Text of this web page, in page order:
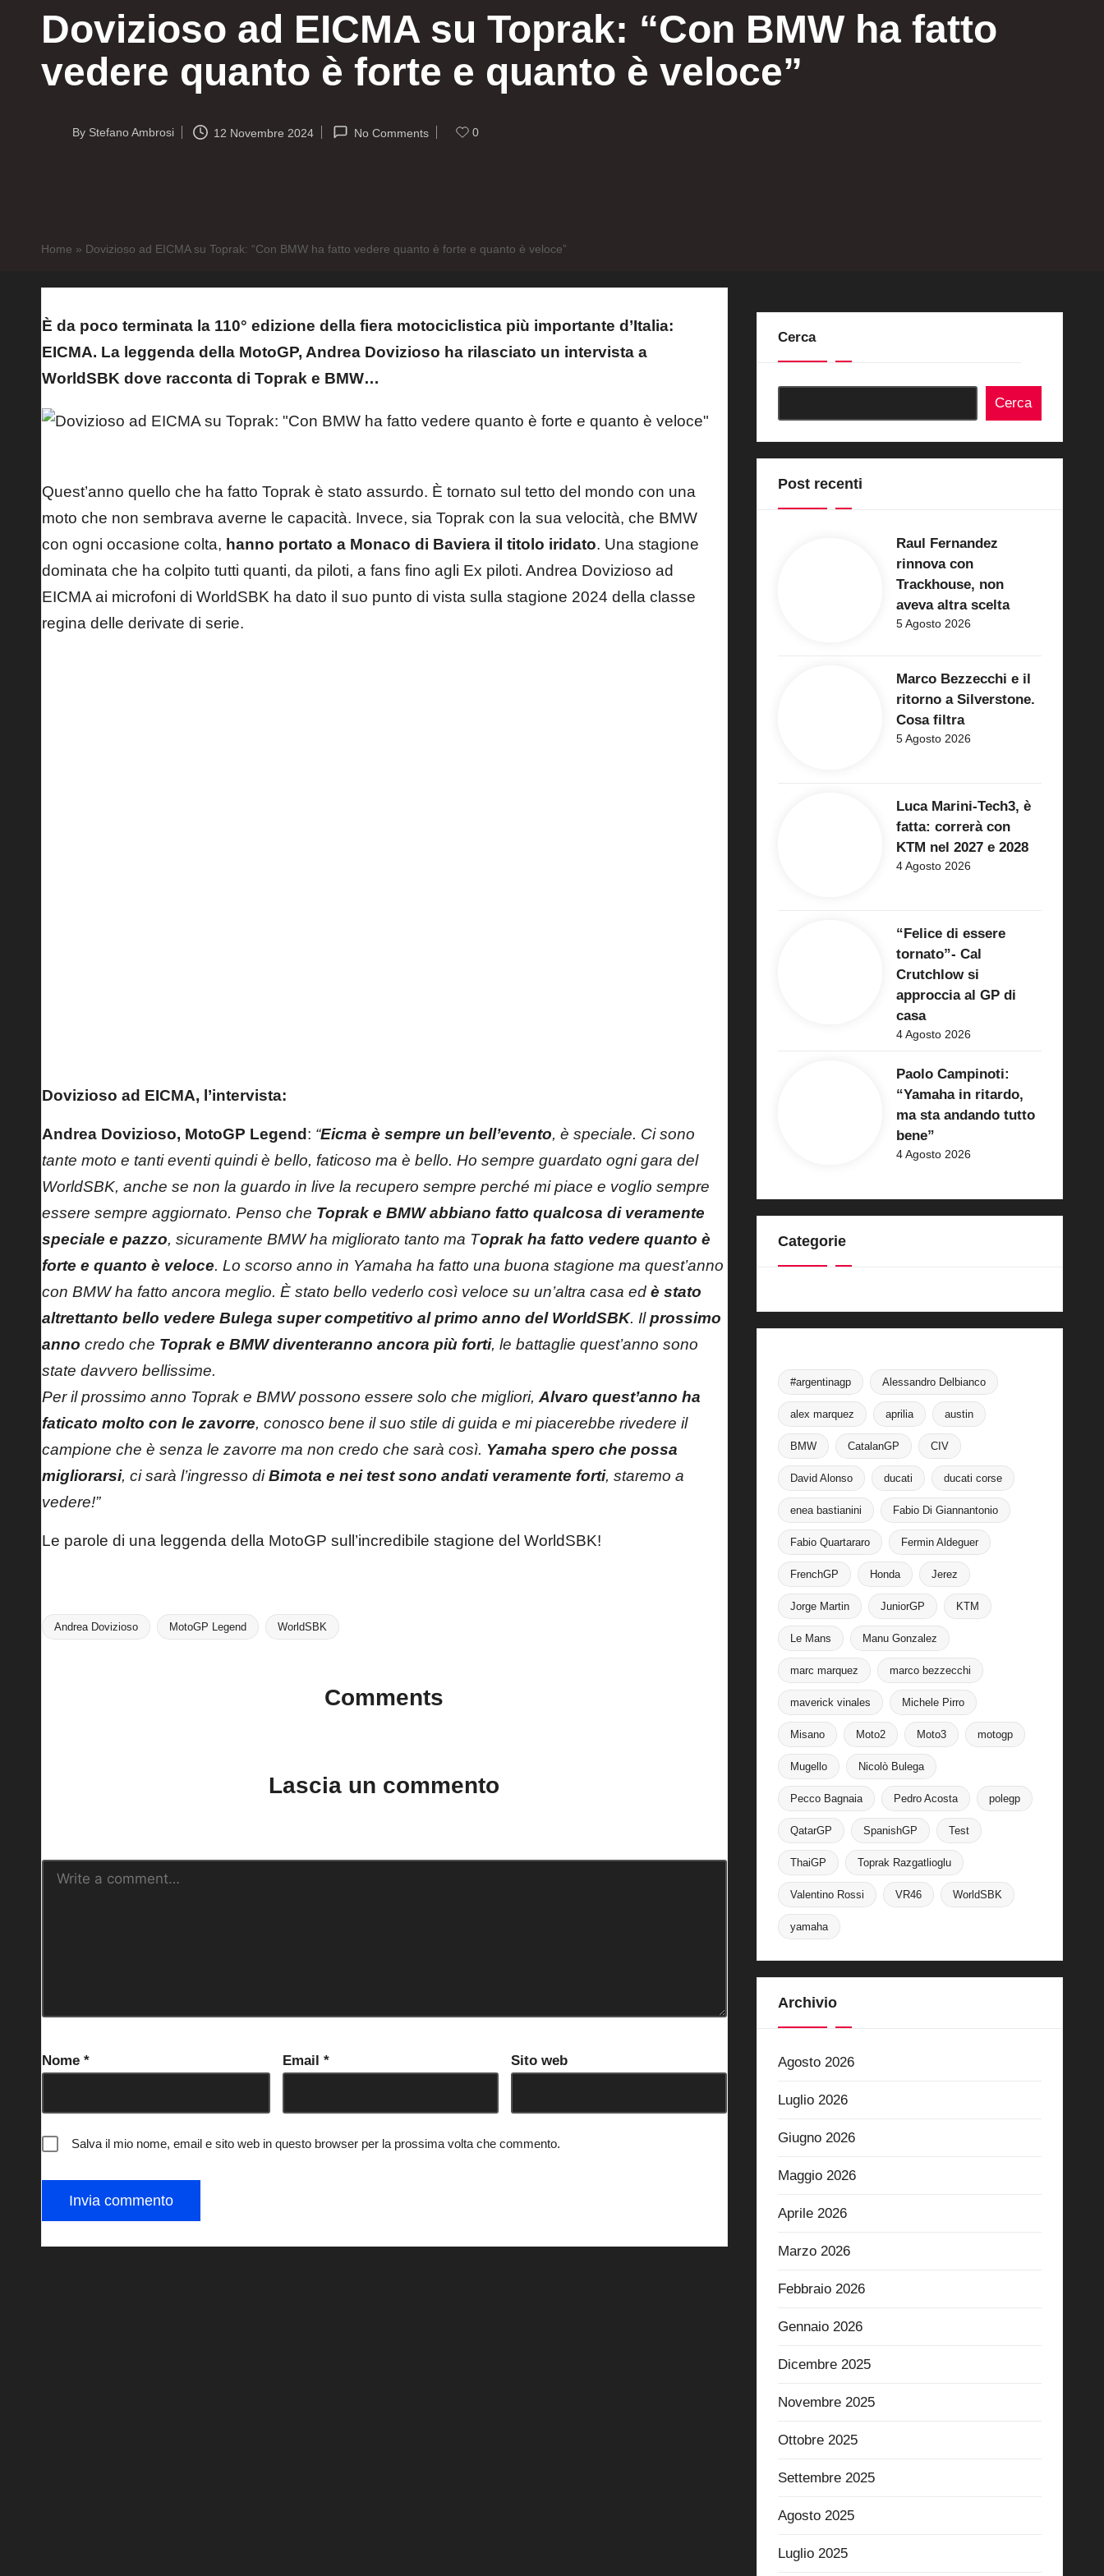
Dovizioso ad EICMA su Toprak: “Con BMW ha fatto
vedere quanto è forte e quanto è veloce”
PostedBy Stefano Ambrosi 12 Novembre 2024 No Comments 0
Home » Dovizioso ad EICMA su Toprak: “Con BMW ha fatto vedere quanto è forte e quanto è veloce”
È da poco terminata la 110° edizione della fiera motociclistica più importante d’Italia:
EICMA. La leggenda della MotoGP, Andrea Dovizioso ha rilasciato un intervista a
WorldSBK dove racconta di Toprak e BMW…
Quest’anno quello che ha fatto Toprak è stato assurdo. È tornato sul tetto del mondo con una
moto che non sembrava averne le capacità. Invece, sia Toprak con la sua velocità, che BMW
con ogni occasione colta, hanno portato a Monaco di Baviera il titolo iridato. Una stagione
dominata che ha colpito tutti quanti, da piloti, a fans fino agli Ex piloti. Andrea Dovizioso ad
EICMA ai microfoni di WorldSBK ha dato il suo punto di vista sulla stagione 2024 della classe
regina delle derivate di serie.
Dovizioso ad EICMA, l’intervista:
Andrea Dovizioso, MotoGP Legend : “Eicma è sempre un bell’evento, è speciale. Ci sono
tante moto e tanti eventi quindi è bello, faticoso ma è bello. Ho sempre guardato ogni gara del
WorldSBK, anche se non la guardo in live la recupero sempre perché mi piace e voglio sempre
essere sempre aggiornato. Penso che Toprak e BMW abbiano fatto qualcosa di veramente
speciale e pazzo, sicuramente BMW ha migliorato tanto ma Toprak ha fatto vedere quanto è
forte e quanto è veloce. Lo scorso anno in Yamaha ha fatto una buona stagione ma quest’anno
con BMW ha fatto ancora meglio. È stato bello vederlo così veloce su un’altra casa ed è stato
altrettanto bello vedere Bulega super competitivo al primo anno del WorldSBK. Ilprossimo
anno credo che Toprak e BMW diventeranno ancora più forti, le battaglie quest’anno sono
state davvero bellissime.
Per il prossimo anno Toprak e BMW possono essere solo che migliori, Alvaro quest’anno ha
faticato molto con le zavorre, conosco bene il suo stile di guida e mi piacerebbe rivedere il
campione che è senza le zavorre ma non credo che sarà così. Yamaha spero che possa
migliorarsi, ci sarà l’ingresso diBimota e nei test sono andati veramente forti, staremo a
vedere!”
Le parole di una leggenda della MotoGP sull’incredibile stagione del WorldSBK!
Tags:
Andrea Dovizioso MotoGP Legend WorldSBK
Comments
Lascia un commento
Nome * Email * Sito web
Salva il mio nome, email e sito web in questo browser per la prossima volta che commento.
Cerca
Cerca
Post recenti
Raul Fernandez
rinnova con
Trackhouse, non
aveva altra scelta
5 Agosto 2026
Marco Bezzecchi e il
ritorno a Silverstone.
Cosa filtra
5 Agosto 2026
Luca Marini-Tech3, è
fatta: correrà con
KTM nel 2027 e 2028
4 Agosto 2026
“Felice di essere
tornato”- Cal
Crutchlow si
approccia al GP di
casa
4 Agosto 2026
Paolo Campinoti:
“Yamaha in ritardo,
ma sta andando tutto
bene”
4 Agosto 2026
Categorie
#argentinagp Alessandro Delbianco
alex marquez aprilia austin
BMW CatalanGP CIV
David Alonso ducati ducati corse
enea bastianini Fabio Di Giannantonio
Fabio Quartararo Fermin Aldeguer
FrenchGP Honda Jerez
Jorge Martin JuniorGP KTM
Le Mans Manu Gonzalez
marc marquez marco bezzecchi
maverick vinales Michele Pirro
Misano Moto2 Moto3 motogp
Mugello Nicolò Bulega
Pecco Bagnaia Pedro Acosta polegp
QatarGP SpanishGP Test
ThaiGP Toprak Razgatlioglu
Valentino Rossi VR46 WorldSBK
yamaha
Archivio
Agosto 2026
Luglio 2026
Giugno 2026
Maggio 2026
Aprile 2026
Marzo 2026
Febbraio 2026
Gennaio 2026
Dicembre 2025
Novembre 2025
Ottobre 2025
Settembre 2025
Agosto 2025
Luglio 2025